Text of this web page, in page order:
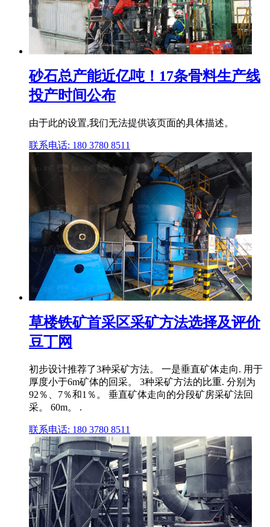
砂石总产能近亿吨！17条骨料生产线
投产时间公布
由于此的设置,我们无法提供该页面的具体描述。
联系电话: 180 3780 8511
草楼铁矿首采区采矿方法选择及评价
豆丁网
初步设计推荐了3种采矿方法。 一是垂直矿体走向. 用于
厚度小于6m矿体的回采。 3种采矿方法的比重. 分别为
92％、7％和1％。 垂直矿体走向的分段矿房采矿法回
采。 60m。 .
联系电话: 180 3780 8511